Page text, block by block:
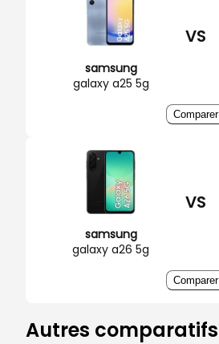
samsung
galaxy a25 5g
VS
Comparer
samsung
galaxy a26 5g
VS
Comparer
Autres comparatifs